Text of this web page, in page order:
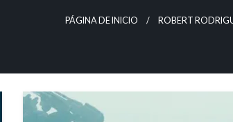
PÁGINA DE INICIO ROBERT